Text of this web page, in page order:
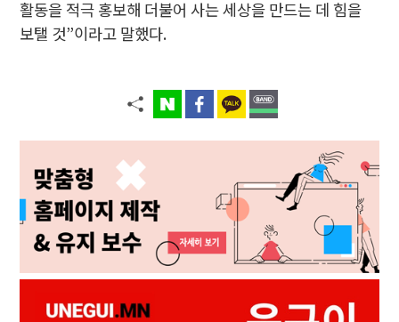
활동을 적극 홍보해 더불어 사는 세상을 만드는 데 힘을
보탤 것”이라고 말했다.